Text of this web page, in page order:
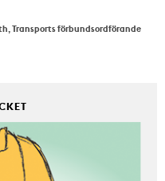
Transports förbundsordförande